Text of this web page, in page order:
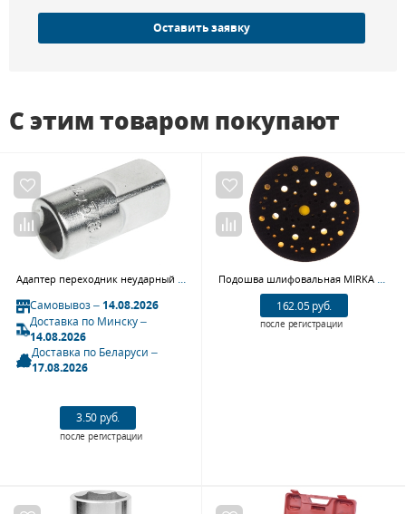
Оставить заявку
С этим товаром покупают
Адаптер переходник неударный JTC 220203 (1/4"(F)Х3/8"(М))
Самовывоз –14.08.2026
Доставка по Минску –
14.08.2026
Доставка по Беларуси –
17.08.2026
3.50 руб.
после регистрации
Подошва шлифовальная MIRKA Abranet 8292605011, 150 мм, 48 отв
162.05 руб.
после регистрации